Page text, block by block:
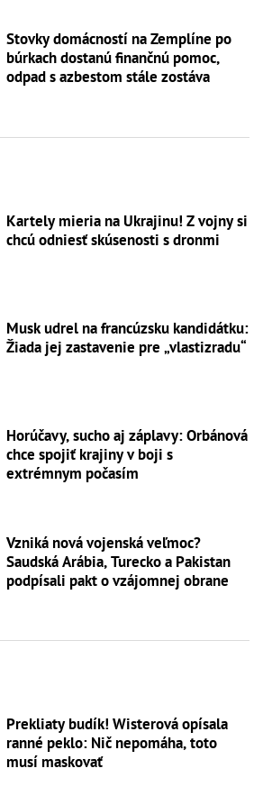
Stovky domácností na Zemplíne po
búrkach dostanú finančnú pomoc,
odpad s azbestom stále zostáva
Kartely mieria na Ukrajinu! Z vojny si
chcú odniesť skúsenosti s dronmi
Musk udrel na francúzsku kandidátku:
Žiada jej zastavenie pre „vlastizradu“
Horúčavy, sucho aj záplavy: Orbánová
chce spojiť krajiny v boji s
extrémnym počasím
Vzniká nová vojenská veľmoc?
Saudská Arábia, Turecko a Pakistan
podpísali pakt o vzájomnej obrane
Prekliaty budík! Wisterová opísala
ranné peklo: Nič nepomáha, toto
musí maskovať